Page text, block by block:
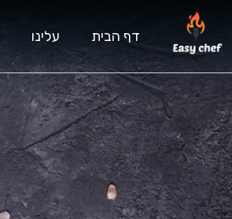
דף הבית עלינו